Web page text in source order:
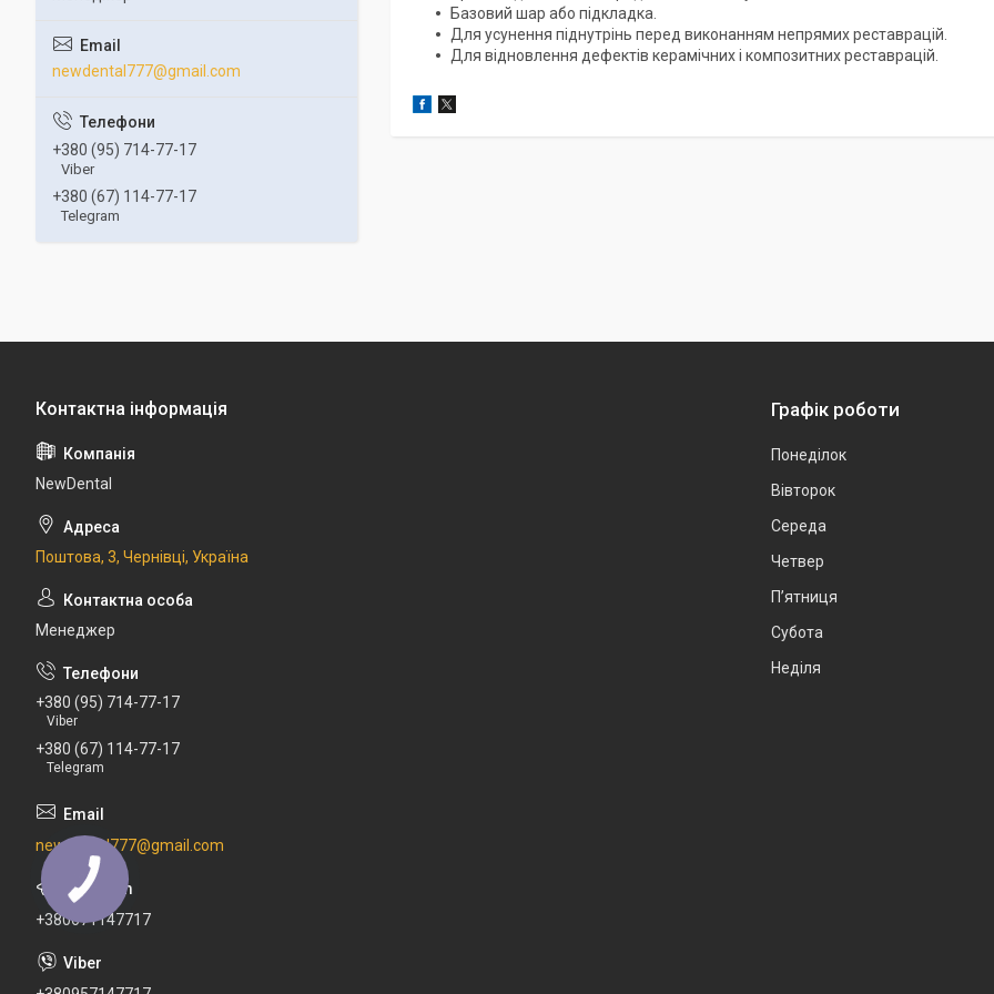
Базовий шар або підкладка.
Для усунення піднутрінь перед виконанням непрямих реставрацій.
Для відновлення дефектів керамічних і композитних реставрацій.
newdental777@gmail.com
+380 (95) 714-77-17
Viber
+380 (67) 114-77-17
Telegram
NewDental
Поштова, 3, Чернівці, Україна
Менеджер
+380 (95) 714-77-17
Viber
+380 (67) 114-77-17
Telegram
newdental777@gmail.com
+380671147717
Графік роботи
Понеділок
Вівторок
Середа
Четвер
Пʼятниця
Субота
Неділя